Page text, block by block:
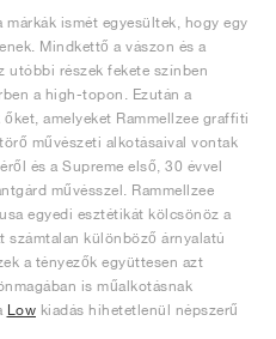
ismét egyesültek, hogy egy
Mindkettő a vászon és a
utóbbi részek fekete színben
a high-topon. Ezután a
amelyeket Rammellzee graffiti
művészeti alkotásaival vontak
és a Supreme első, 30 évvel
művésszel. Rammellzee
egyedi esztétikát kölcsönöz a
számtalan különböző árnyalatú
a tényezők együttesen azt
is műalkotásnak
Low kiadás hihetetlenül népszerű